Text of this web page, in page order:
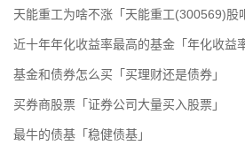
天能重工为啥不涨「天能重工(300569)股
近十年年化收益率最高的基金「年化收益
基金和债券怎么买「买理财还是债券」
买券商股票「证券公司大量买入股票」
最牛的债基「稳健债基」